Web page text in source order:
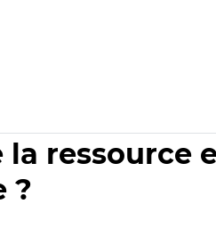
ressource
?